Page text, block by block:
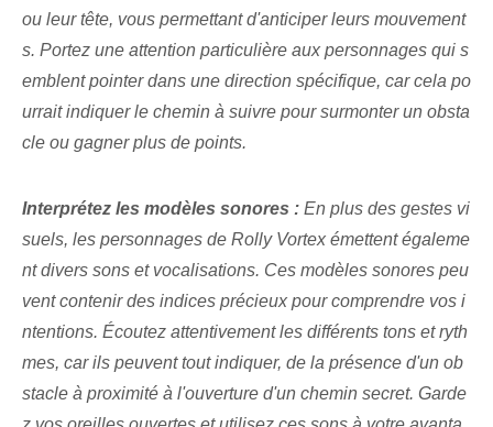
ou leur tête, vous permettant d'anticiper leurs mouvement
s. Portez une attention particulière aux personnages ⁢qui s
emblent pointer dans une direction spécifique, car cela po
urrait indiquer le chemin à suivre pour ⁤surmonter un obsta
cle⁤ ou gagner plus de points.
Interprétez les modèles sonores : En plus des gestes vi
suels, les personnages de Rolly Vortex émettent égaleme
nt divers sons et vocalisations. Ces modèles sonores peu
vent contenir des indices précieux pour comprendre vos i
ntentions. Écoutez attentivement les différents tons et ryth
mes, car ils peuvent tout indiquer, de la présence d'un ob
stacle à proximité à l'ouverture d'un chemin secret. Garde